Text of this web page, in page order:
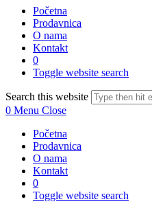
Početna
Prodavnica
O nama
Kontakt
0
Toggle website search
Search this website
0 Menu Close
Početna
Prodavnica
O nama
Kontakt
0
Toggle website search